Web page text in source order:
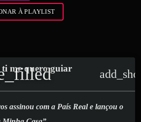
À PLAYLIST
ti me quero guiar
assinou com a País Real e lançou o